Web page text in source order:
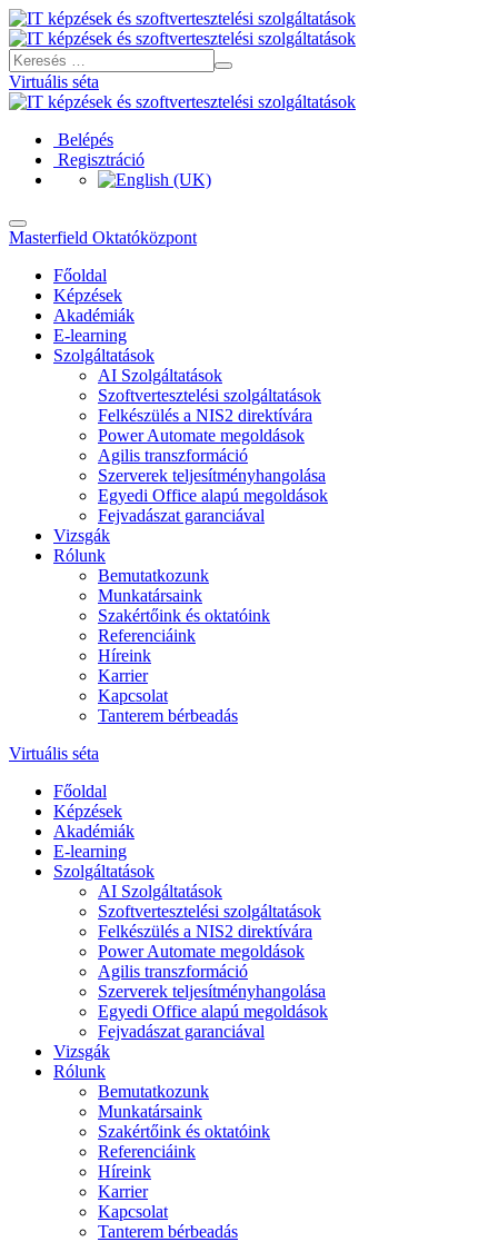
Virtuális séta
Belépés
Regisztráció
Masterfield Oktatóközpont
Főoldal
Képzések
Akadémiák
E-learning
Szolgáltatások
AI Szolgáltatások
Szoftvertesztelési szolgáltatások
Felkészülés a NIS2 direktívára
Power Automate megoldások
Agilis transzformáció
Szerverek teljesítményhangolása
Egyedi Office alapú megoldások
Fejvadászat garanciával
Vizsgák
Rólunk
Bemutatkozunk
Munkatársaink
Szakértőink és oktatóink
Referenciáink
Híreink
Karrier
Kapcsolat
Tanterem bérbeadás
Virtuális séta
Főoldal
Képzések
Akadémiák
E-learning
Szolgáltatások
AI Szolgáltatások
Szoftvertesztelési szolgáltatások
Felkészülés a NIS2 direktívára
Power Automate megoldások
Agilis transzformáció
Szerverek teljesítményhangolása
Egyedi Office alapú megoldások
Fejvadászat garanciával
Vizsgák
Rólunk
Bemutatkozunk
Munkatársaink
Szakértőink és oktatóink
Referenciáink
Híreink
Karrier
Kapcsolat
Tanterem bérbeadás